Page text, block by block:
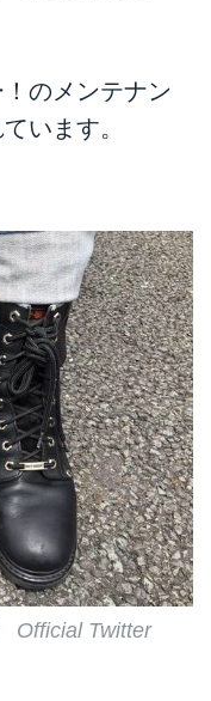
のメンテナン
います。
Official Twitter